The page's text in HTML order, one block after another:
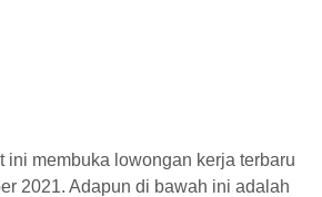
ini membuka lowongan kerja terbaru
2021. Adapun di bawah ini adalah